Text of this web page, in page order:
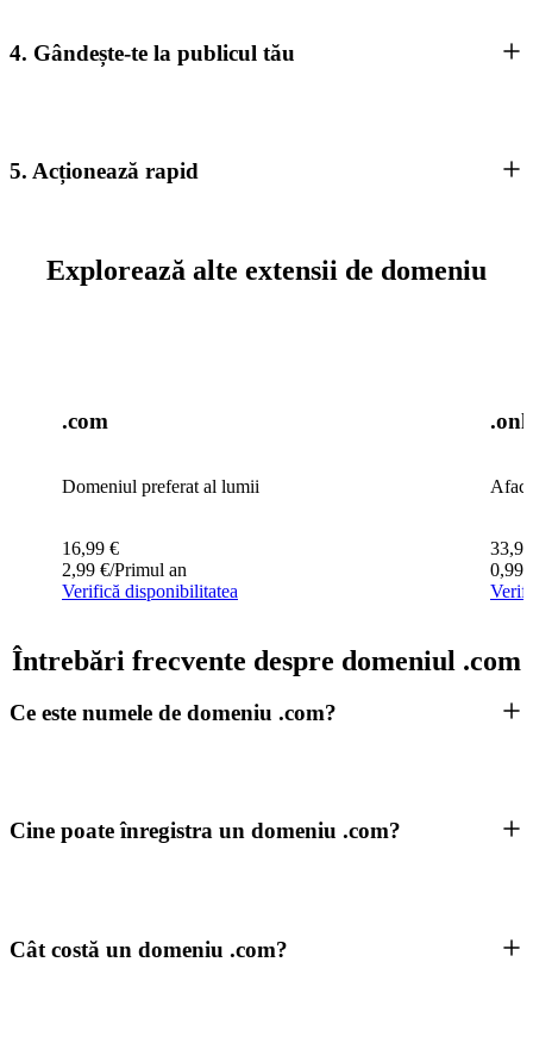
4. Gândește-te la publicul tău
5. Acționează rapid
Explorează alte extensii de domeniu
.com
Domeniul preferat al lumii
16,99 €
2,99 €/Primul an
Verifică disponibilitatea
33,99
0,99
Întrebări frecvente despre domeniul .com
Ce este numele de domeniu .com?
Cine poate înregistra un domeniu .com?
Cât costă un domeniu .com?